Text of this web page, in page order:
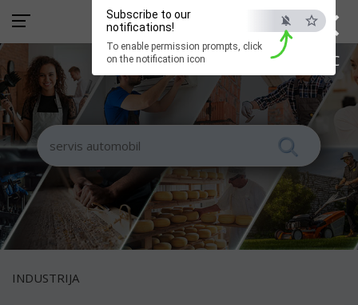
×
ESC
Subscribe to our
notifications!
To enable permission prompts, click
on the notification icon
INDUSTRIJA